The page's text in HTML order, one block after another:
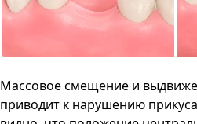
Массовое смещение и
приводит к нарушению